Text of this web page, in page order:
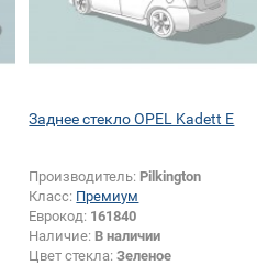
Заднее стекло OPEL Kadett E
Производитель: Pilkington
Класс: Премиум
Еврокод: 161840
Наличие: В наличии
Цвет стекла:Зеленое